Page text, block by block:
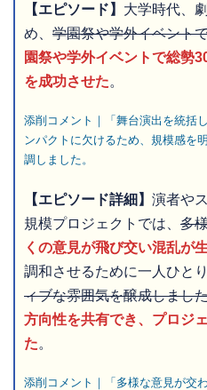
【エピソード】 大学時代、
め、 学園祭や学外イベント
園祭や学外イベントで総勢
を成功させた。
添削コメント｜
「舞台演出を統括
ンパクトに欠けるため、規模感を
調しました 。
【エピソード詳細】 演者や
規模プロジェクトでは、 多
くの意見が飛び交い混乱が
調和させるために一人ひと
ィブな雰囲気を醸成しまし
方向性を共有でき、プロジ
た。
添削コメント｜「多様な意見が交